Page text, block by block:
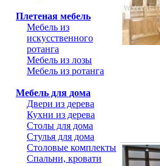
Плетеная мебель
Мебель из
искусственного
ротанга
Мебель из лозы
Мебель из ротанга
Мебель для дома
Двери из дерева
Кухни из дерева
Столы для дома
Стулья для дома
Столовые комплекты
Спальни, кровати